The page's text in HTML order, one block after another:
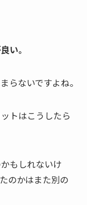
い。
らないですよね。
トはこうしたら
もしれないけ
のかはまた別の